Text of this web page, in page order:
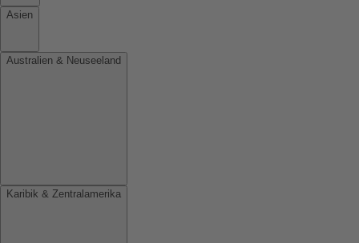
Asien
Australien & Neuseeland
Karibik & Zentralamerika